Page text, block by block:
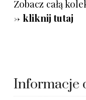
Zobacz całą
-> kliknij tutaj
Informacje